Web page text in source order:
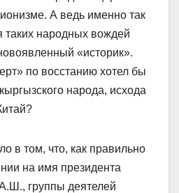
А ведь именно так
таких народных вождей
«историк».
по восстанию хотел бы
народа, исхода
в том, что, как правильно
на имя президента
группы деятелей